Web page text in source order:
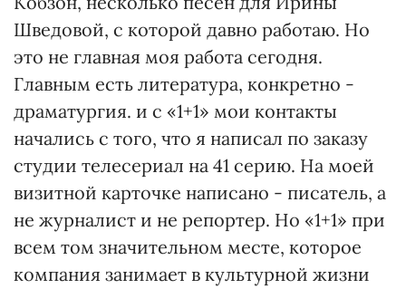
Шведовой, с которой давно работаю. Но
это не главная моя работа сегодня.
Главным есть литература, конкретно -
драматургия. и с «1+1» мои контакты
начались с того, что я написал по заказу
студии телесериал на 41 серию. На моей
визитной карточке написано - писатель, а
не журналист и не репортер. Но «1+1» при
всем том значительном месте, которое
компания занимает в культурной жизни